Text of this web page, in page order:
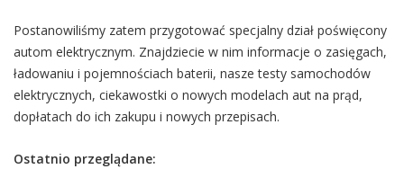
Postanowiliśmy zatem przygotować specjalny dział poświęcony
autom elektrycznym. Znajdziecie w nim informacje o zasięgach,
ładowaniu i pojemnościach baterii, nasze testy samochodów
elektrycznych, ciekawostki o nowych modelach aut na prąd,
dopłatach do ich zakupu i nowych przepisach.
Ostatnio przeglądane: